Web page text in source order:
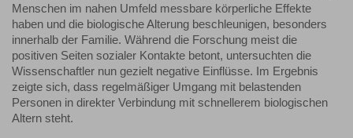
Menschen im nahen Umfeld messbare körperliche Effekte
haben und die biologische Alterung beschleunigen, besonders
innerhalb der Familie. Während die Forschung meist die
positiven Seiten sozialer Kontakte betont, untersuchten die
Wissenschaftler nun gezielt negative Einflüsse. Im Ergebnis
zeigte sich, dass regelmäßiger Umgang mit belastenden
Personen in direkter Verbindung mit schnellerem biologischen
Altern steht.